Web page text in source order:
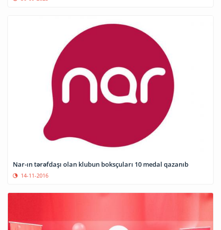
Nar-ın tərəfdaşı olan klubun boksçuları 10 medal qazanıb
14-11-2016